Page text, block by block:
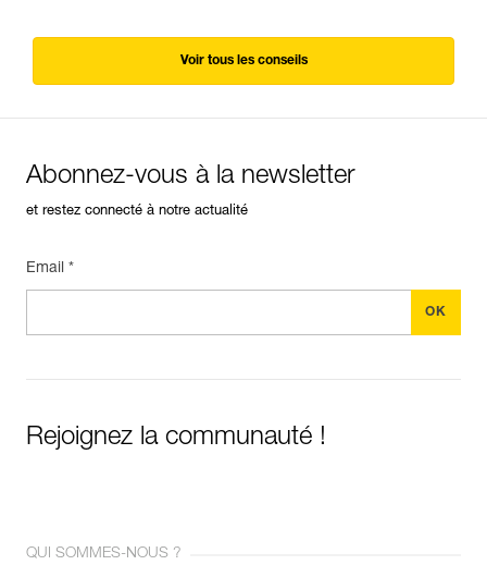
Voir tous les conseils
Abonnez-vous à la newsletter
et restez connecté à notre actualité
Email *
Rejoignez la communauté !
QUI SOMMES-NOUS ?